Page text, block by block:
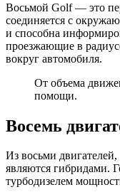
Восьмой Golf — это
соединяется с
и способна
проезжающие в
вокруг автомобиля.
От объема
помощи.
Восемь
Из восьми
являются гибридами.
турбодизелем